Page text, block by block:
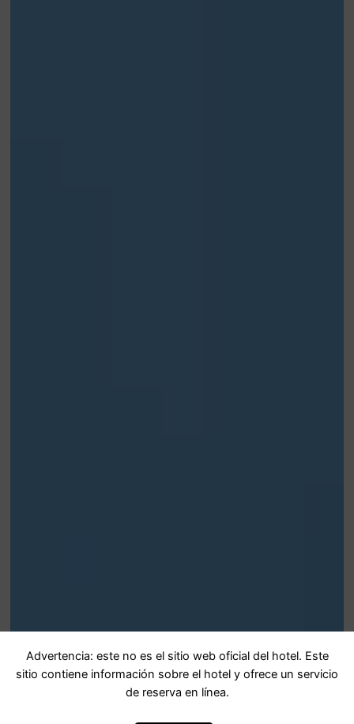
Advertencia: este no es el sitio web oficial del hotel. Este
sitio contiene información sobre el hotel y ofrece un servicio
de reserva en línea.